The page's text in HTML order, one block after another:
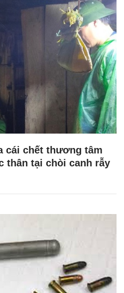
cái chết thương tâm
thân tại chòi canh rẫy